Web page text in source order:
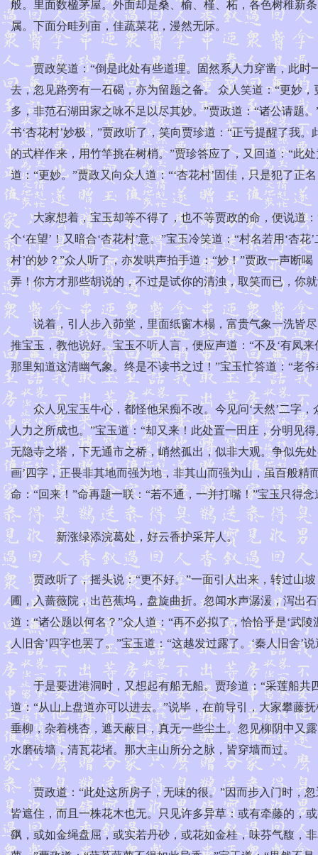
般。里面数楹茅屋。外面却是桑、榆、槿、柘，各色树稚新
属。下面分畦列亩，佳蔬菜花，漫然无际。
贾政笑道：“倒是此处有些道理。固然系人力穿凿，此时
去，忽见路旁有一石碣，亦为留题之备。 众人笑道：“更妙
多，非范石湖田家之咏不足以尽其妙。”贾政道：“诸公请题
书‘杏花村’妙极，”贾政听了，笑向贾珍道：“正亏提醒了我
的式样作来，用竹竿挑在树梢。”贾珍答应了，又回道：“此
道：“更妙。”贾政又向众人道：“‘杏花村’固佳，只是犯了正
大家想着，宝玉却等不得了，也不等贾政的命，便说道：“
个‘在望’！又暗合‘杏花村’意。”宝玉冷笑道：“村名若用‘杏
村’的妙？”众人听了，亦发哄声拍手道：“妙！”贾政一声断
弄！你方才那些胡说的，不过是试你的清浊，取笑而已，你
说着，引人步入茆堂，里面纸窗木榻，富贵气象一洗皆尽
推宝玉，教他说好。宝玉不听人言，便应声道：“不及‘有凤
那里知道这清幽气象。终是不读书之过！”宝玉忙答道：“老
众人见宝玉牛心，都怪他呆痴不改。今见问‘天然’二字，
人力之所成也。”宝玉道：“却又来！此处置一田庄，分明见
无隐寺之塔，下无通市之桥，峭然孤出，似非大观。争似先
画’四字，正畏非其地而强为地，非其山而强为山，虽百般
命：“回来！”命再题一联：“若不通，一并打嘴！”宝玉只得念
新涨绿添浣葛处，好云香护采芹人。
贾政听了，摇头说：“更不好。”一面引人出来，转过山坡
圃，入蔷薇院，出芭蕉坞，盘旋曲折。忽闻水声潺湲，泻出
道：“诸公题以何名？”众人道：“再不必拟了，恰恰乎是‘武
人旧舍’四字也罢了。”宝玉道：“这越发过露了。‘秦人旧舍’
于是要进港洞时，又想起有船无船。贾珍道：“采莲船共
道：“从山上盘道亦可以进去。”说毕，在前导引，大家攀藤
垂柳，杂着桃杏，遮天蔽日，真无一些尘土。忽见柳阴中又
水磨砖墙，清瓦花堵。那大主山所分之脉，皆穿墙而过。
贾政道：“此处这所房子，无味的很。”因而步入门时，忽
皆遮住，而且一株花木也无。只见许多异草：或有牵藤的，
飖，或如金绳盘屈，或实若丹砂，或花如金桂，味芬气馥，